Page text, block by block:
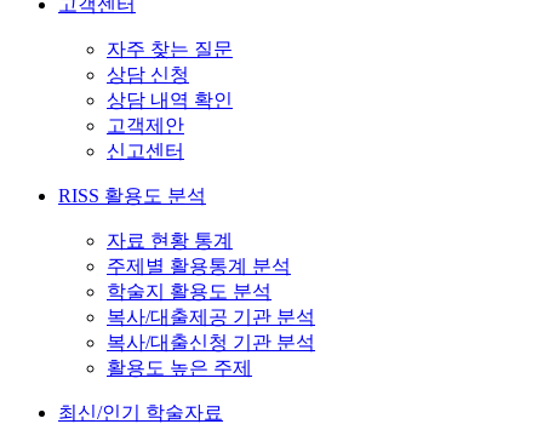
고객센터
자주 찾는 질문
상담 신청
상담 내역 확인
고객제안
신고센터
RISS 활용도 분석
자료 현황 통계
주제별 활용통계 분석
학술지 활용도 분석
복사/대출제공 기관 분석
복사/대출신청 기관 분석
활용도 높은 주제
최신/인기 학술자료